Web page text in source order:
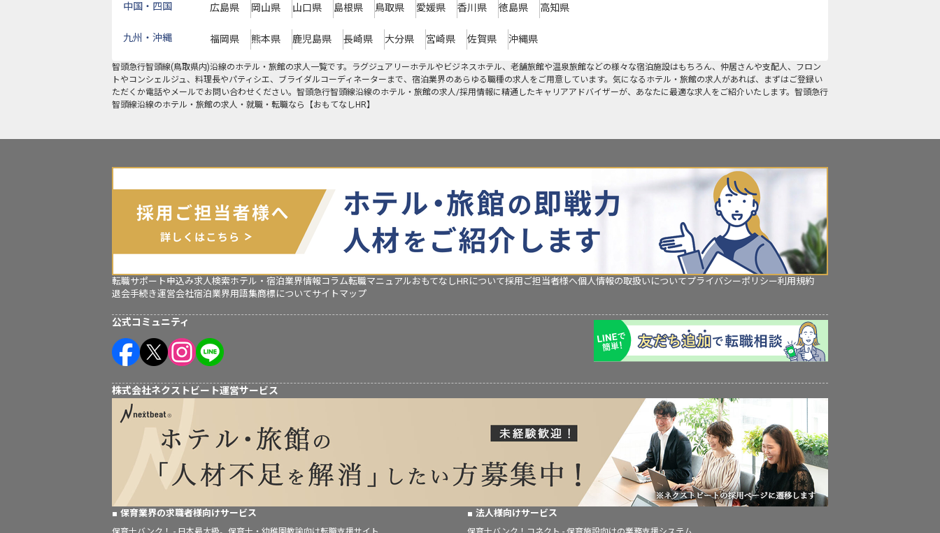
中国・四国 広島県 岡山県 山口県 島根県 鳥取県 愛媛県 香川県 徳島県 高知県
九州・沖縄 福岡県 熊本県 鹿児島県 長崎県 大分県 宮崎県 佐賀県 沖縄県
智頭急行智頭線(鳥取県内)沿線のホテル・旅館の求人一覧です。ラグジュアリーホテルやビジネスホテル、老舗旅館や温泉旅館などの様々な宿泊施設はもちろん、仲居さんや支配人、フロン
トやコンシェルジュ、料理長やパティシエ、ブライダルコーディネーターまで、宿泊業界のあらゆる職種の求人をご用意しています。気になるホテル・旅館の求人があれば、まずはご登録い
ただくか電話やメールでお問い合わせください。智頭急行智頭線沿線のホテル・旅館の求人/採用情報に精通したキャリアアドバイザーが、あなたに最適な求人をご紹介いたします。智頭急行
智頭線沿線のホテル・旅館の求人・就職・転職なら【おもてなしHR】
転職サポート申込み求人検索ホテル・宿泊業界情報コラム転職マニュアルおもてなしHRについて採用ご担当者様へ個人情報の取扱いについてプライバシーポリシー利用規約
退会手続き運営会社宿泊業界用語集商標についてサイトマップ
公式コミュニティ
株式会社ネクストビート運営サービス
保育業界の求職者様向けサービス 法人様向けサービス